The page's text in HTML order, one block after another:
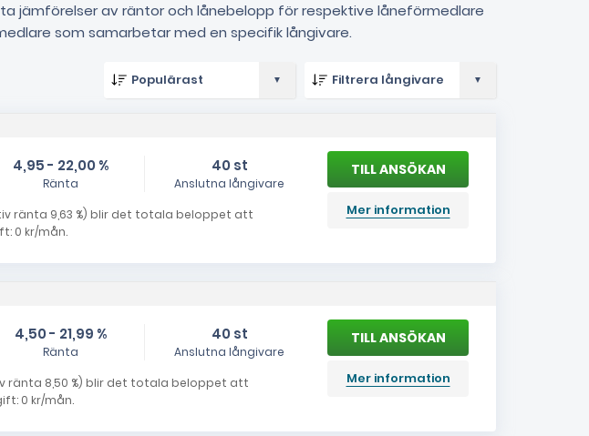
jämförelser av räntor och lånebelopp för respektive låneförmedlare
som samarbetar med en specifik långivare.
4,95 - 22,00 %
Ränta
40 st
Anslutna långivare
Mer information
ränta 9,63 %) blir det totala beloppet att
0 kr/mån.
4,50 - 21,99 %
Ränta
40 st
Anslutna långivare
Mer information
ränta 8,50 %) blir det totala beloppet att
0 kr/mån.